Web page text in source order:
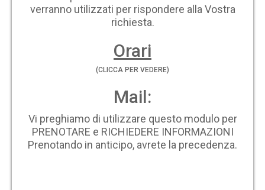
verranno utilizzati per rispondere alla Vostra
richiesta.
Orari
(CLICCA PER VEDERE)
Mail:
Vi preghiamo di utilizzare questo modulo per
PRENOTARE e RICHIEDERE INFORMAZIONI
Prenotando in anticipo, avrete la precedenza.